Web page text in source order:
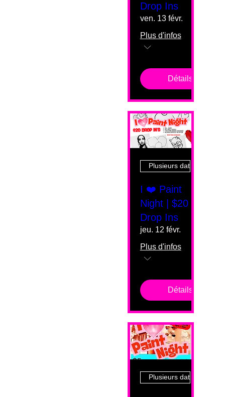
Drop Ins
ven. 13 févr.
Plus d'infos
Détails
Plusieurs dates
I ❤️ Paint
Night | $20
Drop Ins
jeu. 12 févr.
Plus d'infos
Détails
Plusieurs dates